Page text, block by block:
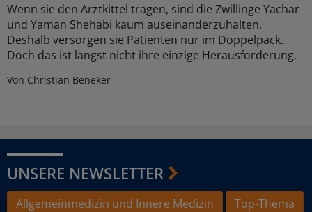
Wenn sie den Arztkittel tragen, sind die Zwillinge Yachar
und Yaman Shehabi kaum auseinanderzuhalten.
Deshalb versorgen sie Patienten nur im Doppelpack.
Doch das ist längst nicht ihre einzige Herausforderung.
Von Christian Beneker
UNSERE NEWSLETTER
Allgemeinmedizin und Innere Medizin
Top-Thema